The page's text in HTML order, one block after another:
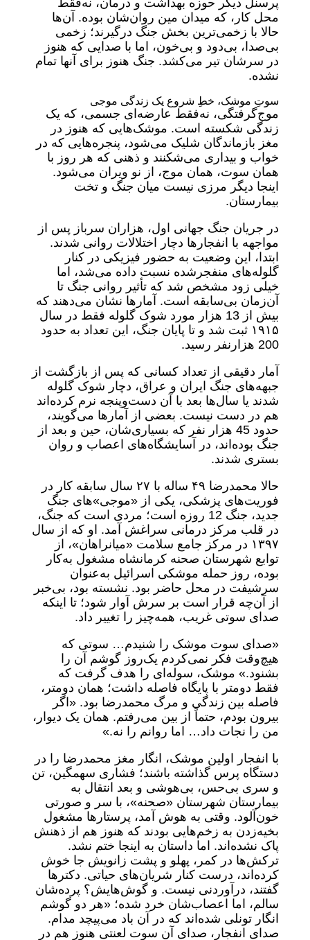
پرسنل دیگر حوزه بهداشت و درمان، نه‌فقط
محل کار، که میدان مین روان‌‌شان بوده. آن‌‌ها
حالا با زخمی‌ترین بخش جنگ درگیرند؛ زخمی
بی‌صدا، بی‌‌دود و بی‌‌خون، اما با صدایی که هنوز
در سرشان تیر می‌کشد. جنگ هنوز برای آنها تمام
نشده.
سوتِ موشک، خطِ شروع یک زندگی موجی
موج‌گرفتگی، نه‌‌فقط عارضه‌ای جسمی، که یک
زندگی شکسته است. موشک‌هایی که هنوز در
مغز بازماندگان شلیک می‌شود، پنجره‌هایی که در
خواب‌ و بیداری می‌شکنند و ذهنی که هر روز با
همان سوت، همان موج، از نو ویران می‌شود.
اینجا دیگر مرزی نیست میان جنگ و تخت
بیمارستان.
در جریان جنگ جهانی اول، هزاران سرباز پس از
مواجهه با انفجارها دچار اختلالات روانی شدند.
ابتدا، این وضعیت به حضور فیزیکی در کنار
گلوله‌های منفجرشده نسبت داده می‌شد، اما
خیلی زود مشخص شد که تأثیر روانی جنگ تا
آن‌زمان بی‌سابقه است. آمارها نشان می‌دهند که
بیش از 13 هزار مورد شوک گلوله فقط در سال
۱۹۱۵ ثبت شد و تا پایان جنگ، این تعداد به حدود
200 هزارنفر رسید.
آمار دقیقی از تعداد کسانی که پس از بازگشت از
جبهه‌های جنگ ایران و عراق، دچار شوک گلوله
شدند یا سال‌ها بعد با آن دست‌وپنجه نرم کرده‌اند
هم در دست نیست. بعضی از آمارها می‌گویند،
حدود 45 هزار نفر که بسیاری‌شان، حین و بعد از
جنگ بوده‌اند، در آسایشگاه‌های اعصاب و روان
بستری شدند.
حالا محمدرضا ۴۹ ساله با ۲۷ سال سابقه کار در
فوریت‌های پزشکی، یکی از «موجی»های جنگ
جدید، جنگ 12 روزه است؛ مردی است که جنگ،
در قلب مرکز درمانی سراغش آمد. او که از سال
۱۳۹۷ در مرکز جامع سلامت «میانراهان»، از
توابع شهرستان صحنه کرمانشاه مشغول به‌کار
بوده، روز حمله موشکی اسرائیل به‌عنوان
سرشیفت در محل حاضر بود. نشسته بود، بی‌خبر
از آن‌چه قرار است بر سرش آوار شود؛ تا اینکه
صدای سوتی غریب، همه‌چیز را تغییر داد.
«صدای سوت موشک را شنیدم… سوتی که
هیچ‌وقت فکر نمی‌کردم یک‌روز گوشم آن را
بشنود.» موشک، سوله‌ای را هدف گرفت که
فقط دومتر با پایگاه فاصله داشت؛ همان دومتر،
فاصله بین زندگی و مرگ محمدرضا بود. «اگر
بیرون بودم، حتماً از بین می‌رفتم. همان یک دیوار،
من را نجات داد… اما روانم را نه.»
با انفجار اولین موشک، انگار مغز محمدرضا را در
دستگاه پرس گذاشته باشند؛ فشاری سهمگین، تن
و سری بی‌حس، بی‌هوشی و بعد انتقال به
بیمارستان شهرستان «صحنه»، با سر و صورتی
خون‌آلود. وقتی به هوش آمد، پرستارها مشغول
بخیه‌زدن به زخم‌هایی بودند که هنوز هم از ذهنش
پاک نشده‌اند. اما داستان به اینجا ختم نشد.
ترکش‌ها در کمر، پهلو و پشت زانویش جا خوش
کرده‌اند، درست کنار شریان‌های حیاتی. دکترها
گفتند، درآوردنی نیست. و گوش‌هایش؟ پرده‌شان
سالم، اما اعصاب‌شان خرد شده؛ «هر دو گوشم
انگار تونلی شده‌اند که در آن باد می‌پیچد مدام.
صدای انفجار، صدای آن سوت لعنتی هنوز هم در